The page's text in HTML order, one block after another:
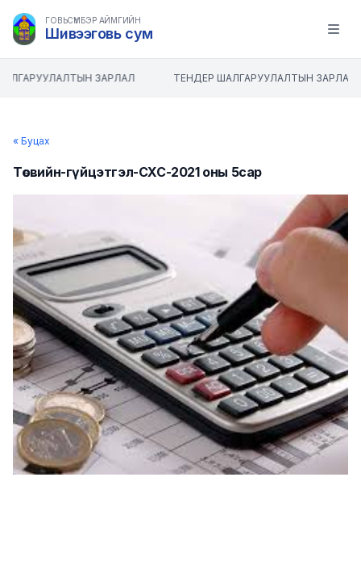
ГОВЬСҮМБЭР АЙМГИЙН
Шивээговь сум Open
ЗАРЛАЛ ТЕНДЕР ШАЛГАРУУЛАЛТЫН ЗАРЛАЛ
« Буцах
Төсвийн-гүйцэтгэл-СХС-2021 оны 5сар